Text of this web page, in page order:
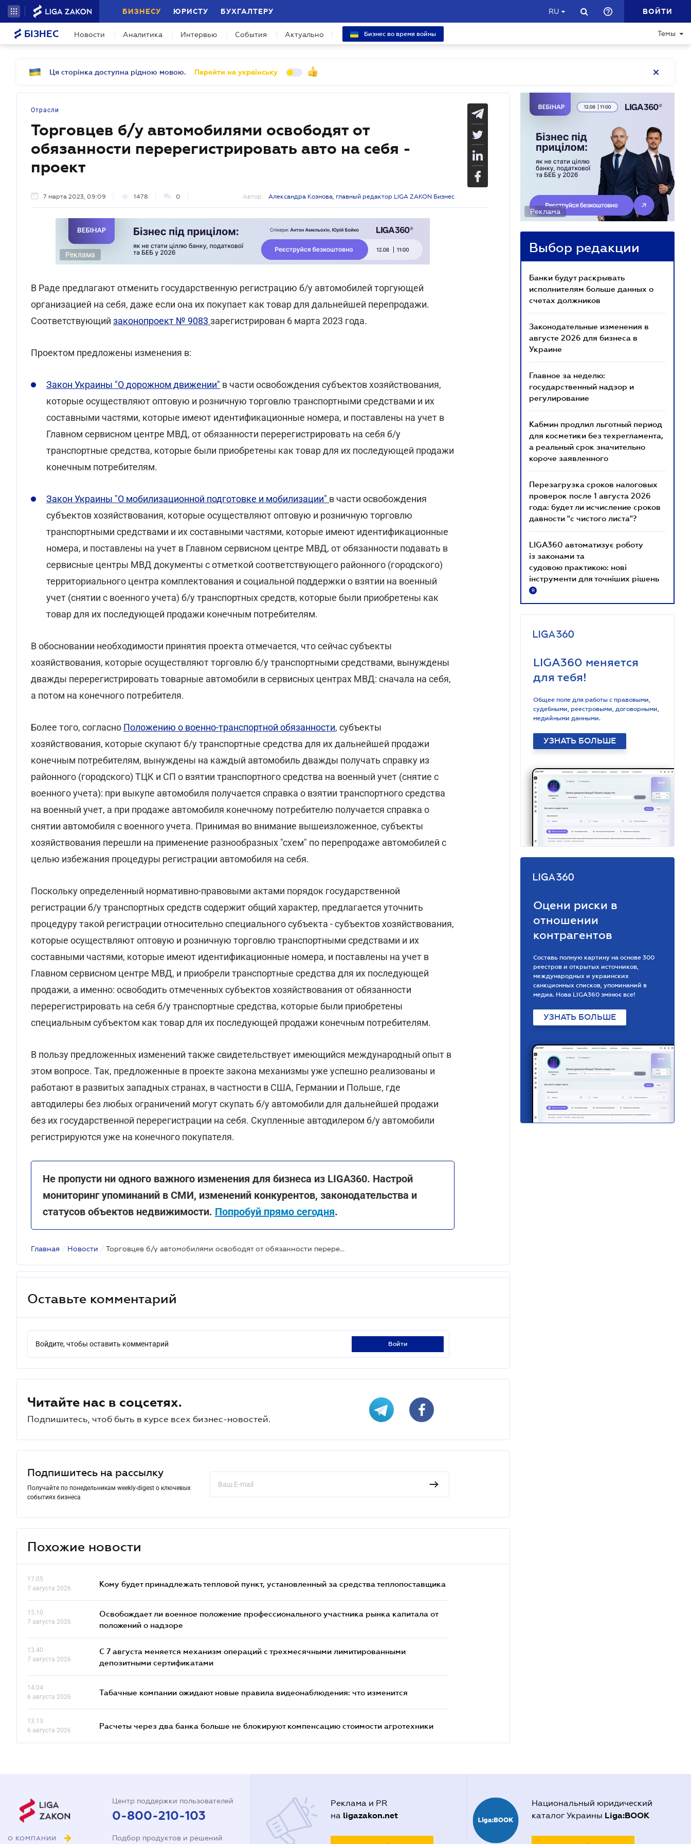
БИЗНЕСУ ЮРИСТУ БУХГАЛТЕРУ RU ВОЙТИ
БІЗНЕС Новости Аналитика Интервью События Актуально Бизнес во время войны Темы
Ця сторінка доступна рідною мовою. Перейти на українську
Отрасли
Торговцев б/у автомобилями освободят от
обязанности перерегистрировать авто на себя -
проект
7 марта 2023, 09:09 1478 0 Автор: Александра Кознова, главный редактор LIGA ZAKON Бизнес
Реклама
В Раде предлагают отменить государственную регистрацию б/у автомобилей торгующей
организацией на себя, даже если она их покупает как товар для дальнейшей перепродажи.
Соответствующий законопроект № 9083 зарегистрирован 6 марта 2023 года.
Проектом предложены изменения в:
Закон Украины "О дорожном движении" в части освобождения субъектов хозяйствования,
которые осуществляют оптовую и розничную торговлю транспортными средствами и их
составными частями, которые имеют идентификационные номера, и поставлены на учет в
Главном сервисном центре МВД, от обязанности перерегистрировать на себя б/у
транспортные средства, которые были приобретены как товар для их последующей продажи
конечным потребителям.
Закон Украины "О мобилизационной подготовке и мобилизации" в части освобождения
субъектов хозяйствования, которые осуществляют оптовую и розничную торговлю
транспортными средствами и их составными частями, которые имеют идентификационные
номера, и поставлены на учет в Главном сервисном центре МВД, от обязанности подавать в
сервисные центры МВД документы с отметкой соответствующего районного (городского)
территориального центра комплектования и социальной поддержки о взятии на военный
учет (снятии с военного учета) б/у транспортных средств, которые были приобретены как
товар для их последующей продажи конечным потребителям.
В обосновании необходимости принятия проекта отмечается, что сейчас субъекты
хозяйствования, которые осуществляют торговлю б/у транспортными средствами, вынуждены
дважды перерегистрировать товарные автомобили в сервисных центрах МВД: сначала на себя,
а потом на конечного потребителя.
Более того, согласно Положению о военно-транспортной обязанности, субъекты
хозяйствования, которые скупают б/у транспортные средства для их дальнейшей продажи
конечным потребителям, вынуждены на каждый автомобиль дважды получать справку из
районного (городского) ТЦК и СП о взятии транспортного средства на военный учет (снятие с
военного учета): при выкупе автомобиля получается справка о взятии транспортного средства
на военный учет, а при продаже автомобиля конечному потребителю получается справка о
снятии автомобиля с военного учета. Принимая во внимание вышеизложенное, субъекты
хозяйствования перешли на применение разнообразных "схем" по перепродаже автомобилей с
целью избежания процедуры регистрации автомобиля на себя.
Поскольку определенный нормативно-правовыми актами порядок государственной
регистрации б/у транспортных средств содержит общий характер, предлагается уточнить
процедуру такой регистрации относительно специального субъекта - субъектов хозяйствования,
которые осуществляют оптовую и розничную торговлю транспортными средствами и их
составными частями, которые имеют идентификационные номера, и поставлены на учет в
Главном сервисном центре МВД, и приобрели транспортные средства для их последующей
продажи, а именно: освободить отмеченных субъектов хозяйствования от обязанности
перерегистрировать на себя б/у транспортные средства, которые были приобретены
специальным субъектом как товар для их последующей продажи конечным потребителям.
В пользу предложенных изменений также свидетельствует имеющийся международный опыт в
этом вопросе. Так, предложенные в проекте закона механизмы уже успешно реализованы и
работают в развитых западных странах, в частности в США, Германии и Польше, где
автодилеры без любых ограничений могут скупать б/у автомобили для дальнейшей продажи
без их государственной перерегистрации на себя. Скупленные автодилером б/у автомобили
регистрируются уже на конечного покупателя.
Не пропусти ни одного важного изменения для бизнеса из LIGA360. Настрой
мониторинг упоминаний в СМИ, изменений конкурентов, законодательства и
статусов объектов недвижимости. Попробуй прямо сегодня.
Главная / Новости / Торговцев б/у автомобилями освободят от обязанности перерегистрировать авто на себя - проект
Оставьте комментарий
Войдите, чтобы оставить комментарий войти
Читайте нас в соцсетях.
Подпишитесь, чтоб быть в курсе всех бизнес-новостей.
Подпишитесь на рассылку
Получайте по понедельникам weekly-digest о ключевых
событиях бизнеса
Похожие новости
17.05
7 августа 2026
Кому будет принадлежать тепловой пункт, установленный за средства теплопоставщика
15.10
7 августа 2026
Освобождает ли военное положение профессионального участника рынка капитала от
положений о надзоре
13.40
7 августа 2026
С 7 августа меняется механизм операций с трехмесячными лимитированными
депозитными сертификатами
14.04
6 августа 2026
Табачные компании ожидают новые правила видеонаблюдения: что изменится
13.13
6 августа 2026
Расчеты через два банка больше не блокируют компенсацию стоимости агротехники
Реклама
Выбор редакции
Банки будут раскрывать
исполнителям больше данных о
счетах должников
Законодательные изменения в
августе 2026 для бизнеса в
Украине
Главное за неделю:
государственный надзор и
регулирование
Кабмин продлил льготный период
для косметики без техрегламента,
а реальный срок значительно
короче заявленного
Перезагрузка сроков налоговых
проверок после 1 августа 2026
года: будет ли исчисление сроков
давности "с чистого листа"?
LIGA360 автоматизує роботу
із законами та
судовою практикою: нові
інструменти для точніших рішень
R
LIGA360 меняется
для тебя!
Общее поле для работы с правовыми,
судебными, реестровыми, договорными,
медийными данными.
УЗНАТЬ БОЛЬШЕ
Оцени риски в
отношении
контрагентов
Составь полную картину на основе 300
реестров и открытых источников,
международных и украинских
санкционных списков, упоминаний в
медиа. Нова LIGA360 змінює все!
УЗНАТЬ БОЛЬШЕ
О КОМПАНИИ
Центр поддержки пользователей
0-800-210-103
Подбор продуктов и решений
Реклама и PR
на ligazakon.net
Национальный юридический
каталог Украины Liga:BOOK